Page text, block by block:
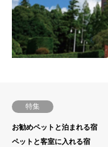
特集
お勧めペットと泊まれる宿
ペットと客室に入れる宿